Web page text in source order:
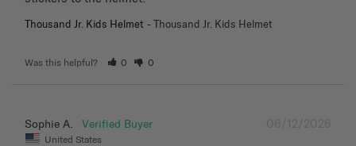
Thousand Jr. Kids Helmet Thousand Jr. Kids Helmet
Was this helpful? 0 0
06/12/2026
Sophie A.
United States